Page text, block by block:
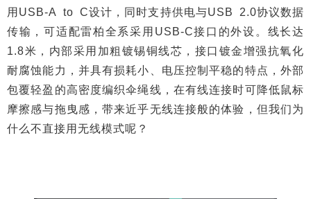
用USB-A to C设计，同时支持供电与USB 2.0协议数据
传输，可适配雷柏全系采用USB-C接口的外设。线长达
1.8米，内部采用加粗镀锡铜线芯，接口镀金增强抗氧化
耐腐蚀能力，并具有损耗小、电压控制平稳的特点，外部
包覆轻盈的高密度编织伞绳线，在有线连接时可降低鼠标
摩擦感与拖曳感，带来近乎无线连接般的体验，但我们为
什么不直接用无线模式呢？